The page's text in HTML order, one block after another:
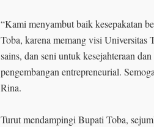
“Kami menyambut baik kesepakatan
Toba, karena memang visi Universitas
sains, dan seni untuk kesejahteraan
pengembangan entrepreneurial.
Rina.
Turut mendampingi Bupati Toba,